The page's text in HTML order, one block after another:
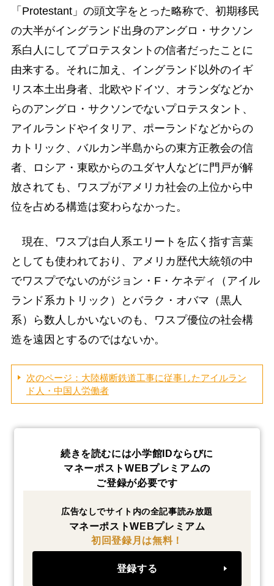
「Protestant」の頭文字をとった略称で、初期移民
の大半がイングランド出身のアングロ・サクソン
系白人にしてプロテスタントの信者だったことに
由来する。それに加え、イングランド以外のイギ
リス本土出身者、北欧やドイツ、オランダなどか
らのアングロ・サクソンでないプロテスタント、
アイルランドやイタリア、ポーランドなどからの
カトリック、バルカン半島からの東方正教会の信
者、ロシア・東欧からのユダヤ人などに門戸が解
放されても、ワスプがアメリカ社会の上位から中
位を占める構造は変わらなかった。
現在、ワスプは白人系エリートを広く指す言葉
としても使われており、アメリカ歴代大統領の中
でワスプでないのがジョン・F・ケネディ（アイル
ランド系カトリック）とバラク・オバマ（黒人
系）ら数人しかいないのも、ワスプ優位の社会構
造を遠因とするのではないか。
次のページ：大陸横断鉄道工事に従事したアイルラン
ド人・中国人労働者
続きを読むには小学館IDならびに
マネーポストWEBプレミアムの
ご登録が必要です
広告なしでサイト内の全記事読み放題
マネーポストWEBプレミアム
初回登録月は無料！
登録する